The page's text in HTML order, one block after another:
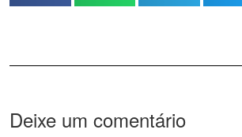
Deixe um comentário